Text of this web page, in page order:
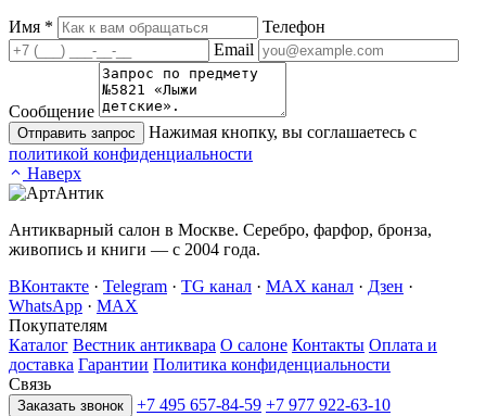
Имя *
Телефон
Email
Сообщение
Отправить запрос
Нажимая кнопку, вы соглашаетесь с
политикой конфиденциальности
Наверх
Антикварный салон в Москве. Серебро, фарфор, бронза,
живопись и книги — с 2004 года.
ВКонтакте · Telegram · TG канал · MAX канал · Дзен ·
WhatsApp · MAX
Покупателям
Каталог Вестник антиквара О салоне Контакты Оплата и
доставка Гарантии Политика конфиденциальности
Связь
Заказать звонок +7 495 657-84-59 +7 977 922-63-10